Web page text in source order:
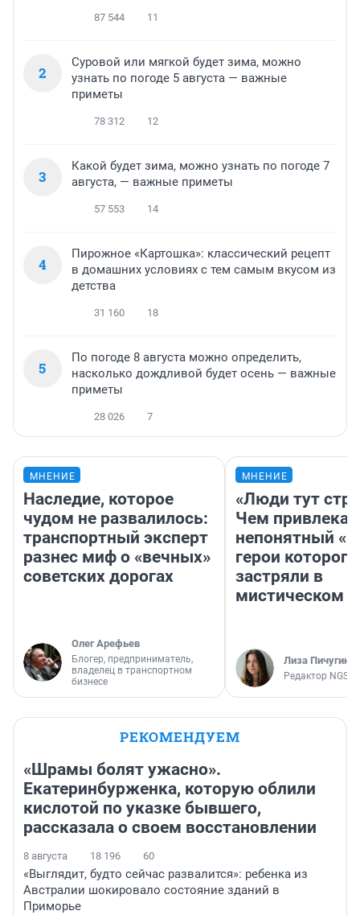
87 544 11
2
Суровой или мягкой будет зима, можно
узнать по погоде 5 августа — важные
приметы
78 312 12
3
Какой будет зима, можно узнать по погоде 7
августа, — важные приметы
57 553 14
4
Пирожное «Картошка»: классический рецепт
в домашних условиях с тем самым вкусом из
детства
31 160 18
5
По погоде 8 августа можно определить,
насколько дождливой будет осень — важные
приметы
28 026 7
МНЕНИЕ
Наследие, которое
чудом не развалилось:
транспортный эксперт
разнес миф о «вечных»
советских дорогах
Олег Арефьев
Блогер, предприниматель,
владелец в транспортном
бизнесе
МНЕНИЕ
«Люди тут
Чем
непонятный
герои которого
застряли в
мистическом
Лиза Пичугина
Редактор
РЕКОМЕНДУЕМ
«Шрамы болят ужасно».
Екатеринбурженка, которую облили
кислотой по указке бывшего,
рассказала о своем восстановлении
8 августа 18 196 60
«Выглядит, будто сейчас развалится»: ребенка из
Австралии шокировало состояние зданий в
Приморье